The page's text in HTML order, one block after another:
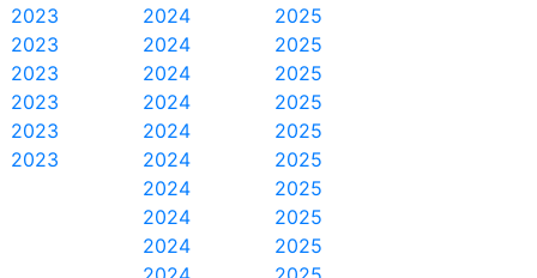
2025
2025
2025
2025
2025
2025
2025
2025
2025
2024
2024
2024
2024
2024
2024
2024
2024
2024
2023
2023
2023
2023
2023
2023